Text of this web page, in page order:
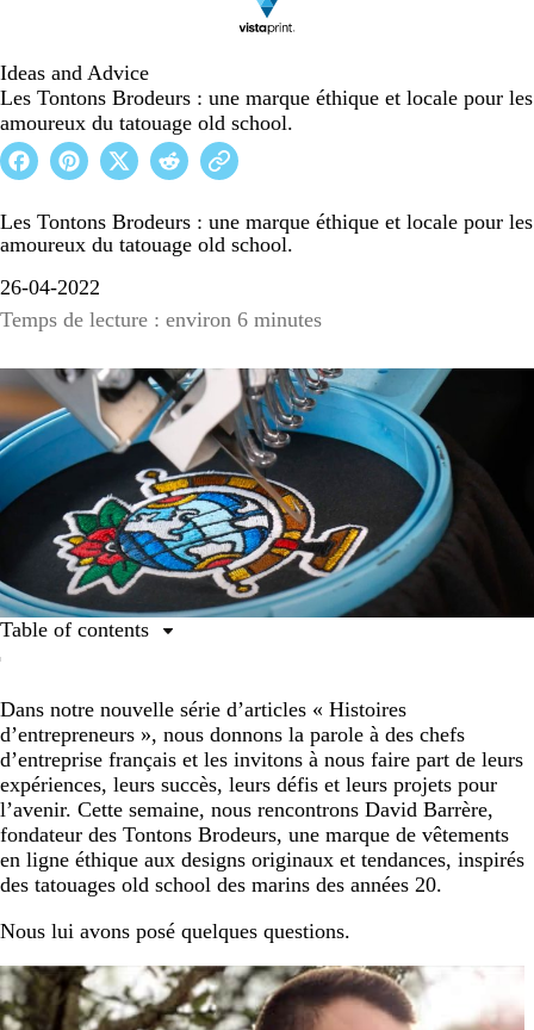
Ideas and Advice
Les Tontons Brodeurs : une marque éthique et locale pour les
amoureux du tatouage old school.
Les Tontons Brodeurs : une marque éthique et locale pour les
amoureux du tatouage old school.
26-04-2022
Temps de lecture : environ 6 minutes
Dans notre nouvelle série d’articles « Histoires
d’entrepreneurs », nous donnons la parole à des chefs
d’entreprise français et les invitons à nous faire part de leurs
expériences, leurs succès, leurs défis et leurs projets pour
l’avenir. Cette semaine, nous rencontrons David Barrère,
fondateur des Tontons Brodeurs, une marque de vêtements
en ligne éthique aux designs originaux et tendances, inspirés
des tatouages old school des marins des années 20.
Nous lui avons posé quelques questions.
Table of contents
Comment présenteriez-vous votre marque ?
Quelle image souhaitez-vous transmettre de
votre entreprise ?
Quelle est votre stratégie pour renvoyer cette image de
votre entreprise ?
Quels outils utilisez-vous pour faire la promotion de
votre entreprise ?
Quel est le meilleur conseil que vous ayez reçu ?
Comment la crise sanitaire du Covid-19 a-t-elle
impactée votre activité ?